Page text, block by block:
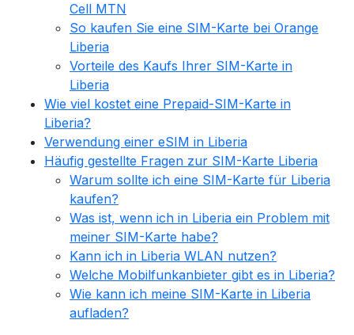
Cell MTN
So kaufen Sie eine SIM-Karte bei Orange
Liberia
Vorteile des Kaufs Ihrer SIM-Karte in
Liberia
Wie viel kostet eine Prepaid-SIM-Karte in
Liberia?
Verwendung einer eSIM in Liberia
Häufig gestellte Fragen zur SIM-Karte Liberia
Warum sollte ich eine SIM-Karte für Liberia
kaufen?
Was ist, wenn ich in Liberia ein Problem mit
meiner SIM-Karte habe?
Kann ich in Liberia WLAN nutzen?
Welche Mobilfunkanbieter gibt es in Liberia?
Wie kann ich meine SIM-Karte in Liberia
aufladen?